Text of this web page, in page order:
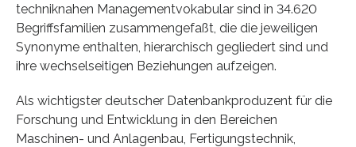
techniknahen Managementvokabular sind in 34.620
Begriffsfamilien zusammengefaßt, die die jeweiligen
Synonyme enthalten, hierarchisch gegliedert sind und
ihre wechselseitigen Beziehungen aufzeigen.
Als wichtigster deutscher Datenbankproduzent für die
Forschung und Entwicklung in den Bereichen
Maschinen- und Anlagenbau, Fertigungstechnik,